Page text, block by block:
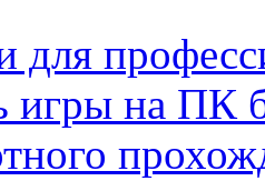
для
игры на ПК